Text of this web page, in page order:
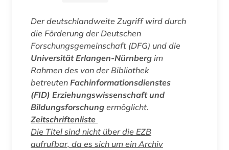
Der deutschlandweite Zugriff wird durch
die Förderung der Deutschen
Forschungsgemeinschaft (DFG) und die
Universität Erlangen-Nürnberg im
Rahmen des von der Bibliothek
betreuten Fachinformationsdienstes
(FID) Erziehungswissenschaft und
Bildungsforschung ermöglicht.
Zeitschriftenliste
Die Titel sind nicht über die EZB
aufrufbar, da es sich um ein Archiv